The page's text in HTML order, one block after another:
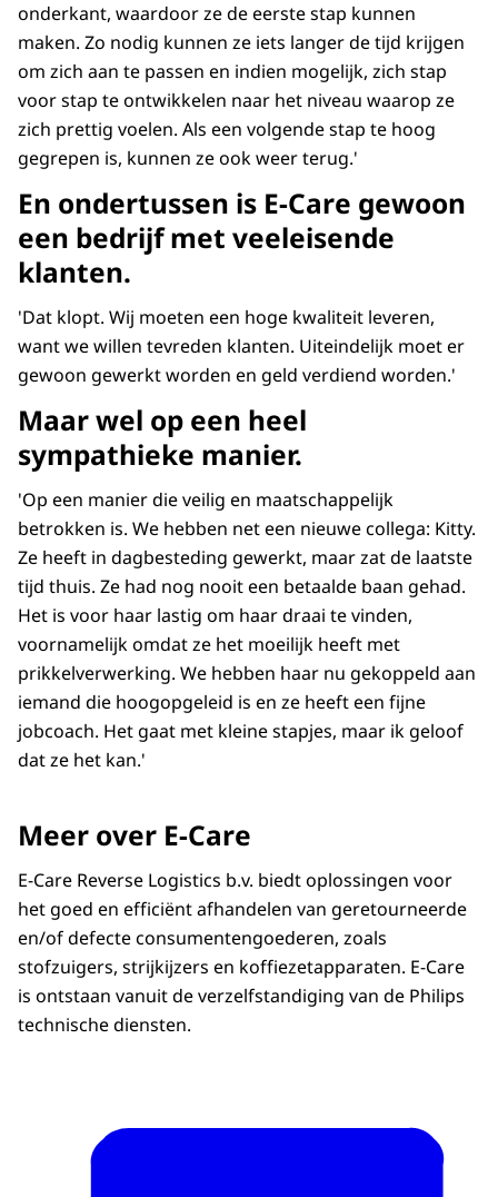
onderkant, waardoor ze de eerste stap kunnen
maken. Zo nodig kunnen ze iets langer de tijd krijgen
om zich aan te passen en indien mogelijk, zich stap
voor stap te ontwikkelen naar het niveau waarop ze
zich prettig voelen. Als een volgende stap te hoog
gegrepen is, kunnen ze ook weer terug.'
En ondertussen is E-Care gewoon
een bedrijf met veeleisende
klanten.
'Dat klopt. Wij moeten een hoge kwaliteit leveren,
want we willen tevreden klanten. Uiteindelijk moet er
gewoon gewerkt worden en geld verdiend worden.'
Maar wel op een heel
sympathieke manier.
'Op een manier die veilig en maatschappelijk
betrokken is. We hebben net een nieuwe collega: Kitty.
Ze heeft in dagbesteding gewerkt, maar zat de laatste
tijd thuis. Ze had nog nooit een betaalde baan gehad.
Het is voor haar lastig om haar draai te vinden,
voornamelijk omdat ze het moeilijk heeft met
prikkelverwerking. We hebben haar nu gekoppeld aan
iemand die hoogopgeleid is en ze heeft een fijne
jobcoach. Het gaat met kleine stapjes, maar ik geloof
dat ze het kan.'
Meer over E-Care
E-Care Reverse Logistics b.v. biedt oplossingen voor
het goed en efficiënt afhandelen van geretourneerde
en/of defecte consumentengoederen, zoals
stofzuigers, strijkijzers en koffiezetapparaten. E-Care
is ontstaan vanuit de verzelfstandiging van de Philips
technische diensten.